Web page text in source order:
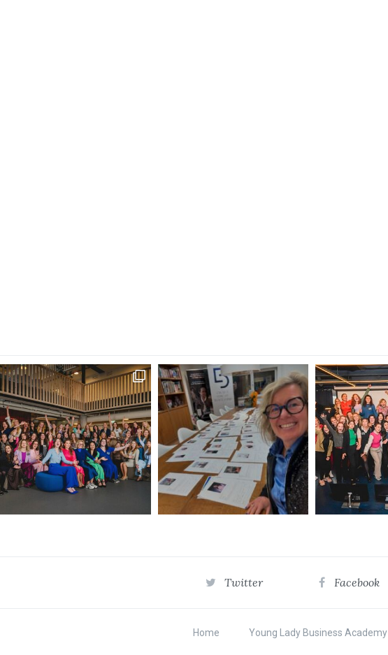
Twitter Facebook
Home Young Lady Business Academy